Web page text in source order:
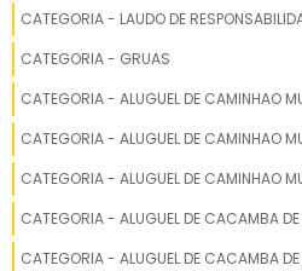
GRUA DE GRANDE CAPACIDADE PARA
GRUA DE IÇAMENTO RÁPIDO
GRUA DE OBRA
GRUA DE PREDIO
GRUA ELETRICA
GRUA FIXA PARA INDÚSTRIAS PESADAS
GRUA FIXA PARA MOVIMENTAÇÃO DE
CATEGORIA - LAUDO DE
CATEGORIA - GRUAS
CATEGORIA - ALUGUEL DE CAMINHAO
CATEGORIA - ALUGUEL DE CAMINHAO
CATEGORIA - ALUGUEL DE CAMINHAO
CATEGORIA - ALUGUEL DE CACAMBA DE
CATEGORIA - ALUGUEL DE CACAMBA